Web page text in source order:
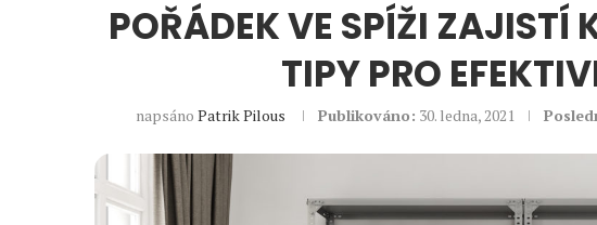
POŘÁDEK VE SPÍŽI ZAJISTÍ
TIPY PRO
napsánoPatrik Pilous Publikováno: 30. ledna, 2021